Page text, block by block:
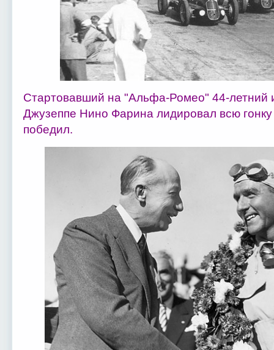
Стартовавший на "Альфа-Ромео" 44-летний
Джузеппе Нино Фарина лидировал всю
победил.